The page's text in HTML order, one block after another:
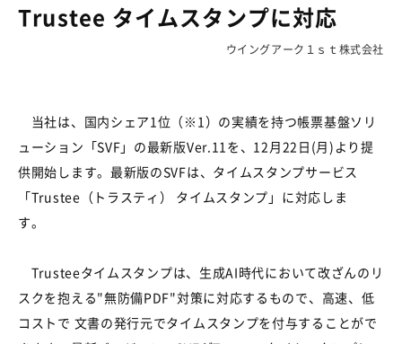
Trustee タイムスタンプに対応
ウイングアーク１ｓｔ株式会社
当社は、 国内シェア1位（※ 1）の実績を持つ帳票基盤ソリ
ューション「SVF」の最新版Ver.11を、 12月22 日 (月) より提
供開始します。最新版のSVFは、タイムスタンプサービス
「Trustee （トラスティ ） タイムスタンプ」に対応しま
す。
Trusteeタイムスタンプは、 生成AI時代において改ざんのリ
スクを抱える"無防備PDF"対策に対応するもので、高速、低
コストで 文書の発行元でタイムスタンプを付与することがで